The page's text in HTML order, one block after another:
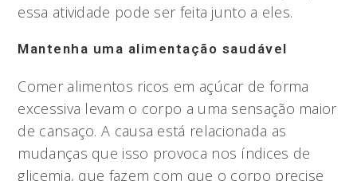
essa atividade pode ser feita junto a eles.
Mantenha uma alimentação saudável
Comer alimentos ricos em açúcar de forma
excessiva levam o corpo a uma sensação maior
de cansaço. A causa está relacionada as
mudanças que isso provoca nos índices de
glicemia, que fazem com que o corpo precise